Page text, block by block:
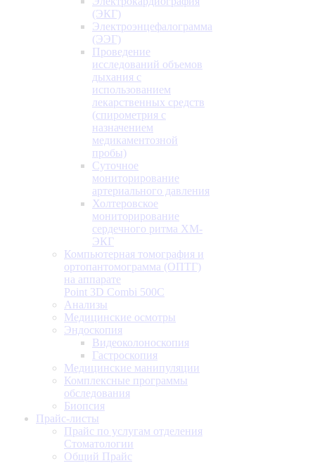
(ЭКГ)
Электроэнцефалограмма
(ЭЭГ)
Проведение
исследований объемов
дыхания с
использованием
лекарственных средств
(спирометрия с
назначением
медикаментозной
пробы)
Суточное
мониторирование
артериального давления
Холтеровское
мониторирование
сердечного ритма ХМ-
ЭКГ
Компьютерная томография и
ортопантомограмма (ОПТГ)
на аппарате
Point 3D Combi 500C
Анализы
Медицинские осмотры
Эндоскопия
Видеоколоноскопия
Гастроскопия
Медицинские манипуляции
Комплексные программы
обследования
Биопсия
Прайс-листы
Прайс по услугам отделения
Стоматологии
Общий Прайс